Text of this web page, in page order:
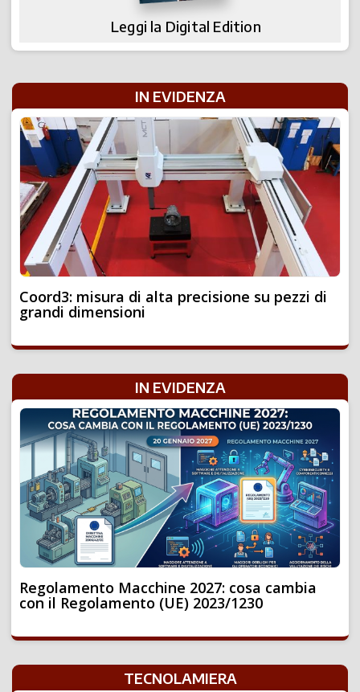
Leggi la Digital Edition
IN EVIDENZA
Coord3: misura di alta precisione su pezzi di
grandi dimensioni
IN EVIDENZA
Regolamento Macchine 2027: cosa cambia
con il Regolamento (UE) 2023/1230
TECNOLAMIERA